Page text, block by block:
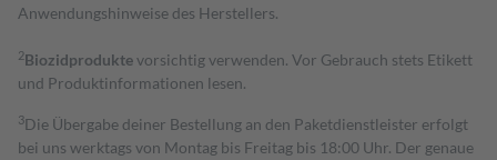
Anwendungshinweise des Herstellers.
2Biozidproduktevorsichtig verwenden. Vor Gebrauch stets Etikett
und Produktinformationen lesen.
3Die Übergabe deiner Bestellung an den Paketdienstleister erfolgt
bei uns werktags von Montag bis Freitag bis 18:00 Uhr. Der genaue